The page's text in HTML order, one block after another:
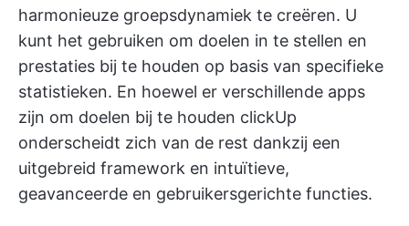
harmonieuze groepsdynamiek te creëren. U
kunt het gebruiken om doelen in te stellen en
prestaties bij te houden op basis van specifieke
statistieken. En hoewel er verschillende apps
zijn om doelen bij te houden clickUp
onderscheidt zich van de rest dankzij een
uitgebreid framework en intuïtieve,
geavanceerde en gebruikersgerichte functies.